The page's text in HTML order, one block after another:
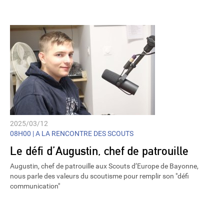
2025/03/12
08H00 |A LA RENCONTRE DES SCOUTS
Le défi d’Augustin, chef de patrouille
Augustin, chef de patrouille aux Scouts d’Europe de Bayonne,
nous parle des valeurs du scoutisme pour remplir son "défi
communication"